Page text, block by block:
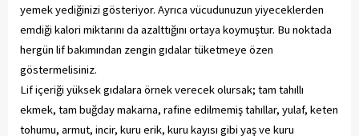
yemek yediğinizi gösteriyor. Ayrıca vücudunuzun yiyeceklerden
emdiği kalori miktarını da azalttığını ortaya koymuştur. Bu noktada
hergün lif bakımından zengin gıdalar tüketmeye özen
göstermelisiniz.
Lif içeriği yüksek gıdalara örnek verecek olursak; tam tahıllı
ekmek, tam buğday makarna, rafine edilmemiş tahıllar, yulaf, keten
tohumu, armut, incir, kuru erik, kuru kayısı gibi yaş ve kuru